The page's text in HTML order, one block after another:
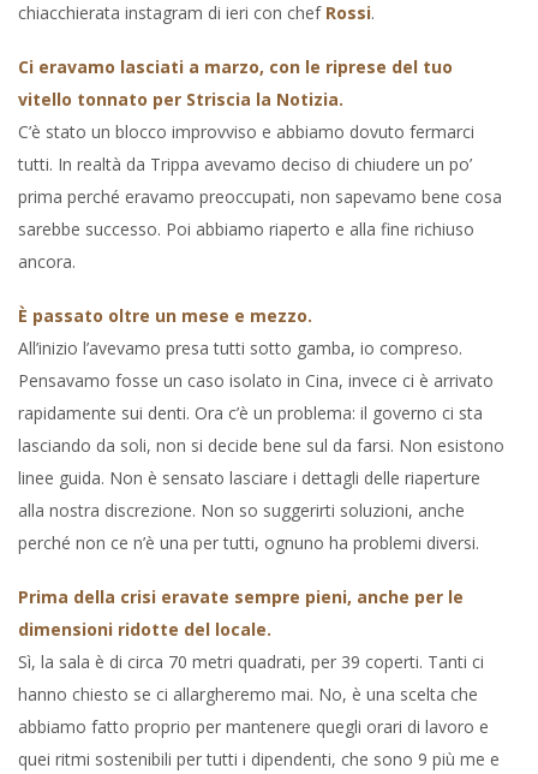
chiacchierata instagram di ieri con chef Rossi.
Ci eravamo lasciati a marzo, con le riprese del tuo
vitello tonnato per Striscia la Notizia.
C’è stato un blocco improvviso e abbiamo dovuto fermarci
tutti. In realtà da Trippa avevamo deciso di chiudere un po’
prima perché eravamo preoccupati, non sapevamo bene cosa
sarebbe successo. Poi abbiamo riaperto e alla fine richiuso
ancora.
È passato oltre un mese e mezzo.
All’inizio l’avevamo presa tutti sotto gamba, io compreso.
Pensavamo fosse un caso isolato in Cina, invece ci è arrivato
rapidamente sui denti. Ora c’è un problema: il governo ci sta
lasciando da soli, non si decide bene sul da farsi. Non esistono
linee guida. Non è sensato lasciare i dettagli delle riaperture
alla nostra discrezione. Non so suggerirti soluzioni, anche
perché non ce n’è una per tutti, ognuno ha problemi diversi.
Prima della crisi eravate sempre pieni, anche per le
dimensioni ridotte del locale.
Sì, la sala è di circa 70 metri quadrati, per 39 coperti. Tanti ci
hanno chiesto se ci allargheremo mai. No, è una scelta che
abbiamo fatto proprio per mantenere quegli orari di lavoro e
quei ritmi sostenibili per tutti i dipendenti, che sono 9 più me e